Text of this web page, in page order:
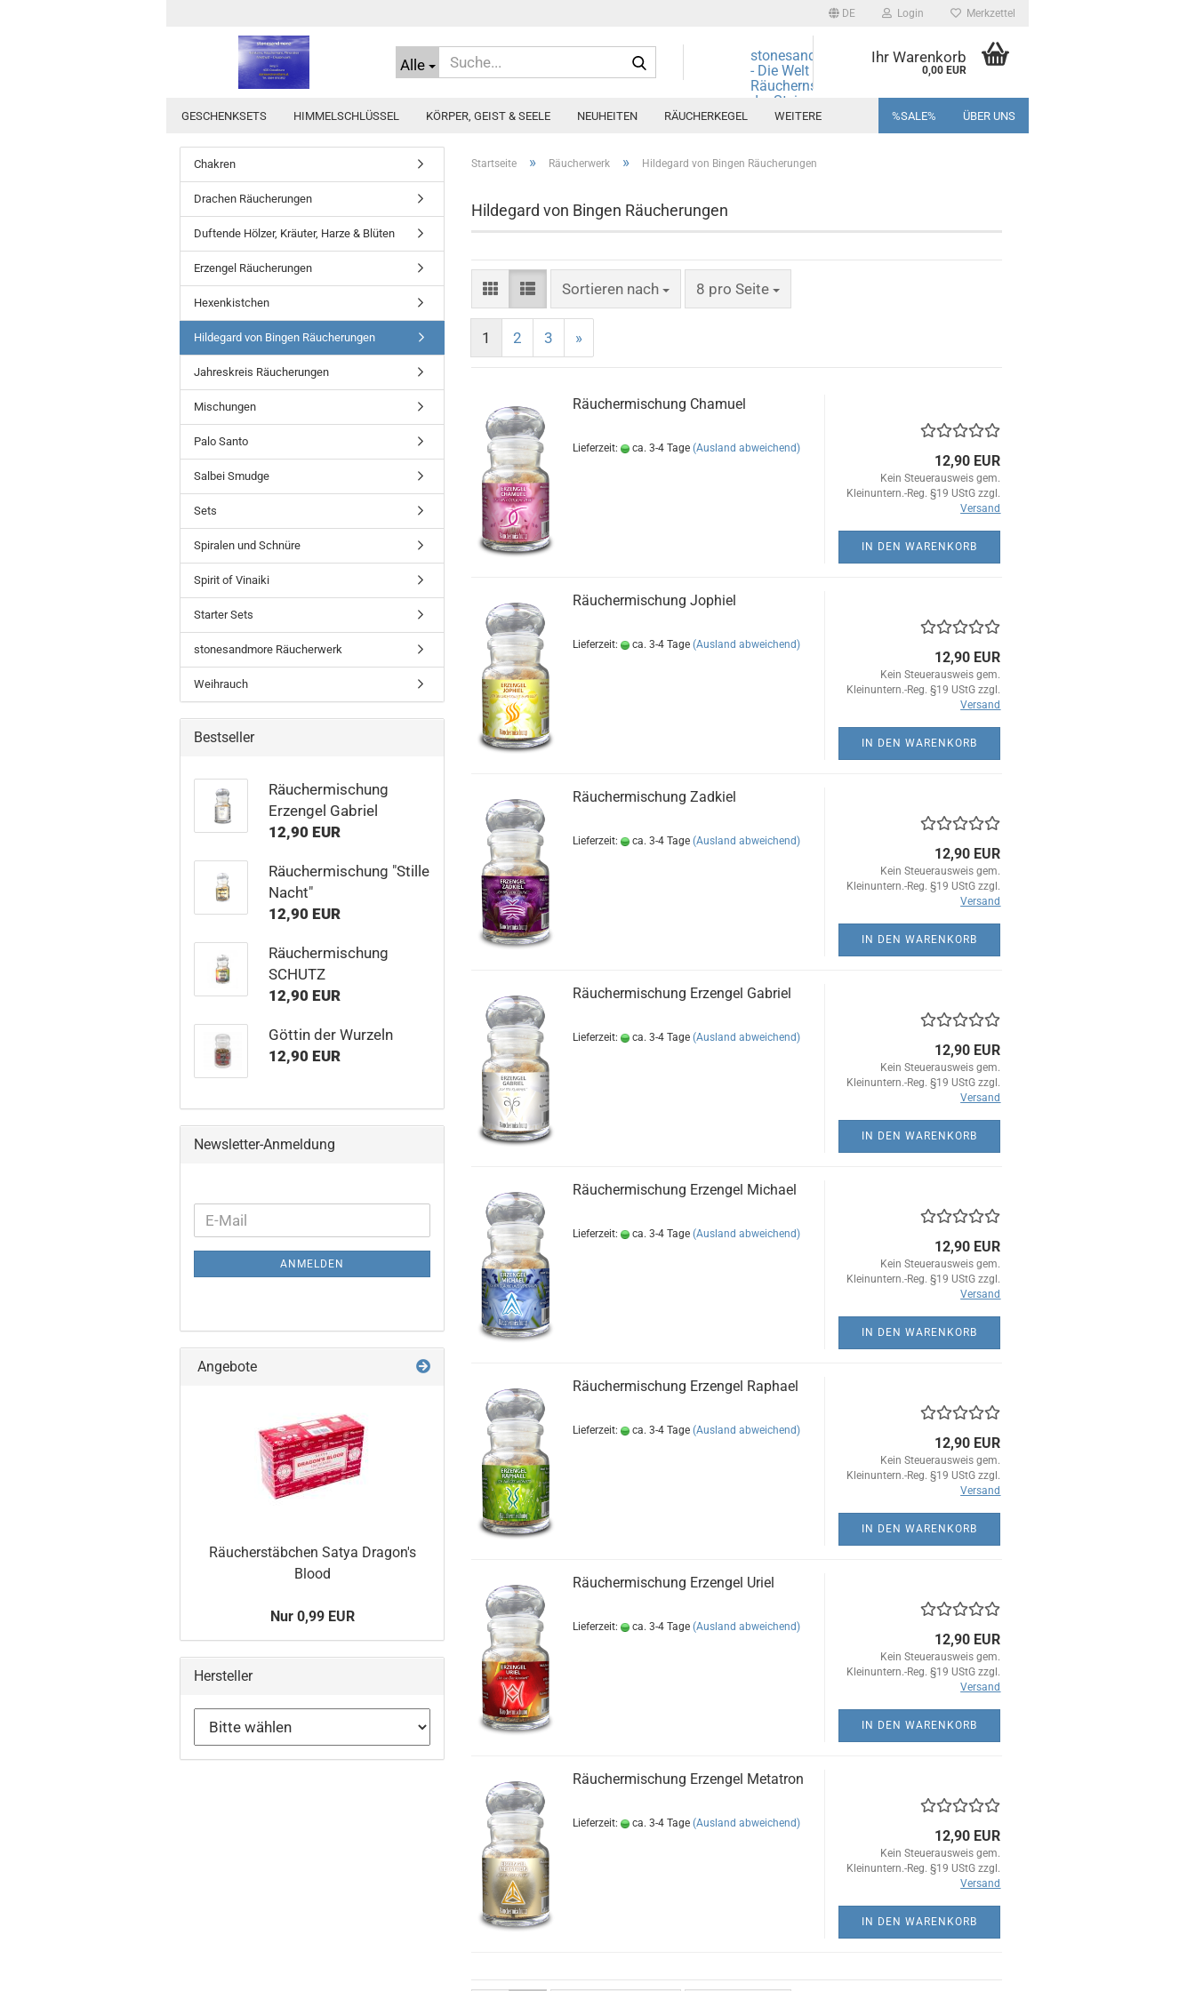
DE Login Merkzettel
Alle
stonesandmore
- Die Welt des
Räucherns und
der Steine!
Ihr Warenkorb
0,00 EUR
GESCHENKSETS HIMMELSCHLÜSSEL KÖRPER, GEIST & SEELE NEUHEITEN RÄUCHERKEGEL %SALE% ÜBER UNS
WEITERE
Startseite » Räucherwerk » Hildegard von Bingen Räucherungen
Hildegard von Bingen Räucherungen
Sortieren nach
Sortieren nach 8 pro Seite
pro Seite
1 2 3 »
Räuchermischung Chamuel
Lieferzeit: ca. 3-4 Tage (Ausland abweichend)
12,90 EUR
Kein Steuerausweis gem.
Kleinuntern.-Reg. §19 UStG zzgl.
Versand
IN DEN WARENKORB
Räuchermischung Jophiel
Lieferzeit: ca. 3-4 Tage (Ausland abweichend)
12,90 EUR
Kein Steuerausweis gem.
Kleinuntern.-Reg. §19 UStG zzgl.
Versand
IN DEN WARENKORB
Räuchermischung Zadkiel
Lieferzeit: ca. 3-4 Tage (Ausland abweichend)
12,90 EUR
Kein Steuerausweis gem.
Kleinuntern.-Reg. §19 UStG zzgl.
Versand
IN DEN WARENKORB
Räuchermischung Erzengel Gabriel
Lieferzeit: ca. 3-4 Tage (Ausland abweichend)
12,90 EUR
Kein Steuerausweis gem.
Kleinuntern.-Reg. §19 UStG zzgl.
Versand
IN DEN WARENKORB
Räuchermischung Erzengel Michael
Lieferzeit: ca. 3-4 Tage (Ausland abweichend)
12,90 EUR
Kein Steuerausweis gem.
Kleinuntern.-Reg. §19 UStG zzgl.
Versand
IN DEN WARENKORB
Räuchermischung Erzengel Raphael
Lieferzeit: ca. 3-4 Tage (Ausland abweichend)
12,90 EUR
Kein Steuerausweis gem.
Kleinuntern.-Reg. §19 UStG zzgl.
Versand
IN DEN WARENKORB
Räuchermischung Erzengel Uriel
Lieferzeit: ca. 3-4 Tage (Ausland abweichend)
12,90 EUR
Kein Steuerausweis gem.
Kleinuntern.-Reg. §19 UStG zzgl.
Versand
IN DEN WARENKORB
Räuchermischung Erzengel Metatron
Lieferzeit: ca. 3-4 Tage (Ausland abweichend)
12,90 EUR
Kein Steuerausweis gem.
Kleinuntern.-Reg. §19 UStG zzgl.
Versand
IN DEN WARENKORB
Chakren
Drachen Räucherungen
Duftende Hölzer, Kräuter, Harze & Blüten
Erzengel Räucherungen
Hexenkistchen
Hildegard von Bingen Räucherungen
Jahreskreis Räucherungen
Mischungen
Palo Santo
Salbei Smudge
Sets
Spiralen und Schnüre
Spirit of Vinaiki
Starter Sets
stonesandmore Räucherwerk
Weihrauch
Bestseller
Räuchermischung
Erzengel Gabriel
12,90 EUR
Räuchermischung "Stille
Nacht"
12,90 EUR
Räuchermischung
SCHUTZ
12,90 EUR
Göttin der Wurzeln
12,90 EUR
Newsletter-Anmeldung
WEITER
ZUR
NEWSLETTER-
ANMELDUNG
E-
ANMELDEN
Angebote
Räucherstäbchen Satya Dragon's
Blood
Nur 0,99 EUR
Hersteller